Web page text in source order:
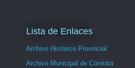
Lista de Enlaces
Archivo Histórico Provincial
Archivo Municipal de Córdoba